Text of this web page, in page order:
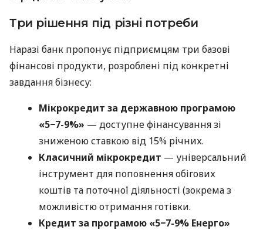
Три рішення під різні потреби
Наразі банк пропонує підприємцям три базові
фінансові продукти, розроблені під конкретні
завдання бізнесу:
Мікрокредит за державною програмою
«5−7-9%» — доступне фінансування зі
зниженою ставкою від 15% річних.
Класичний мікрокредит — універсальний
інструмент для поповнення обігових
коштів та поточної діяльності (зокрема з
можливістю отримання готівки.
Кредит за програмою «5−7-9% Енерго»